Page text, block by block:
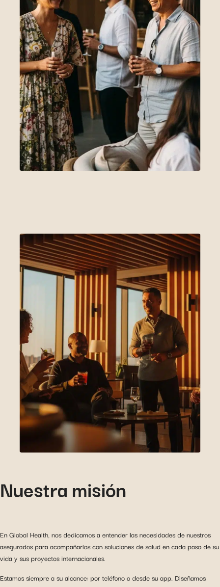
Nuestra misión
En Global Health, nos dedicamos a entender las necesidades de nuestros
asegurados para acompañarlos con soluciones de salud en cada paso de su
vida y sus proyectos internacionales.
Estamos siempre a su alcance: por teléfono o desde su app. Diseñamos